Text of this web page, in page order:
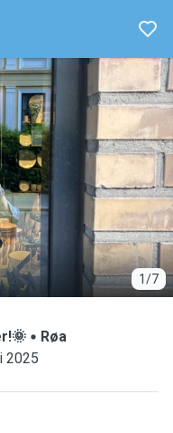
1/7
Røa
2025